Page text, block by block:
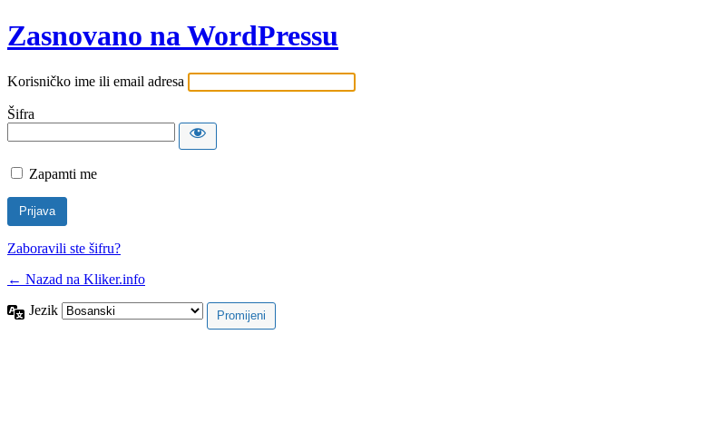
Zasnovano na WordPressu
Korisničko ime ili email adresa
Šifra
Zapamti me
Zaboravili ste šifru?
← Nazad na Kliker.info
Jezik